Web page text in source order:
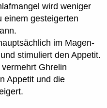
wird weniger
einem gesteigerten
im Magen-
stimuliert den Appetit.
Ghrelin
Appetit und die